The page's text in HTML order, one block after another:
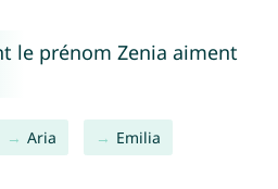
le prénom Zenia aiment
Aria Emilia